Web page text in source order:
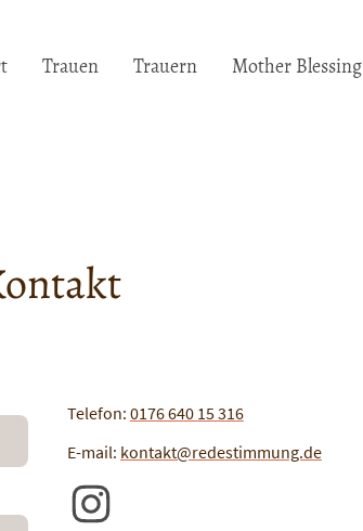
Trauen Trauern Mother Blessing
Telefon: 0176 640 15 316
E-mail: kontakt@redestimmung.de